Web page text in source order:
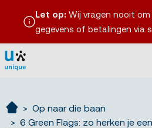
Let op: Wij vragen nooit
gegevens of betalingen via
Ik zoek werk
Op naar die baan
6 Green Flags: zo herken je